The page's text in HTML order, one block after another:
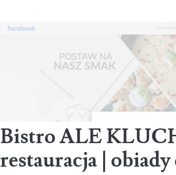
Bistro ALE
restauracja | obiady